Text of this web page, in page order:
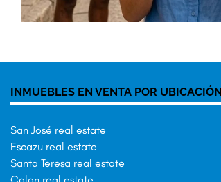
INMUEBLES EN VENTA POR UBICACIÓN
San José real estate
Escazu real estate
Santa Teresa real estate